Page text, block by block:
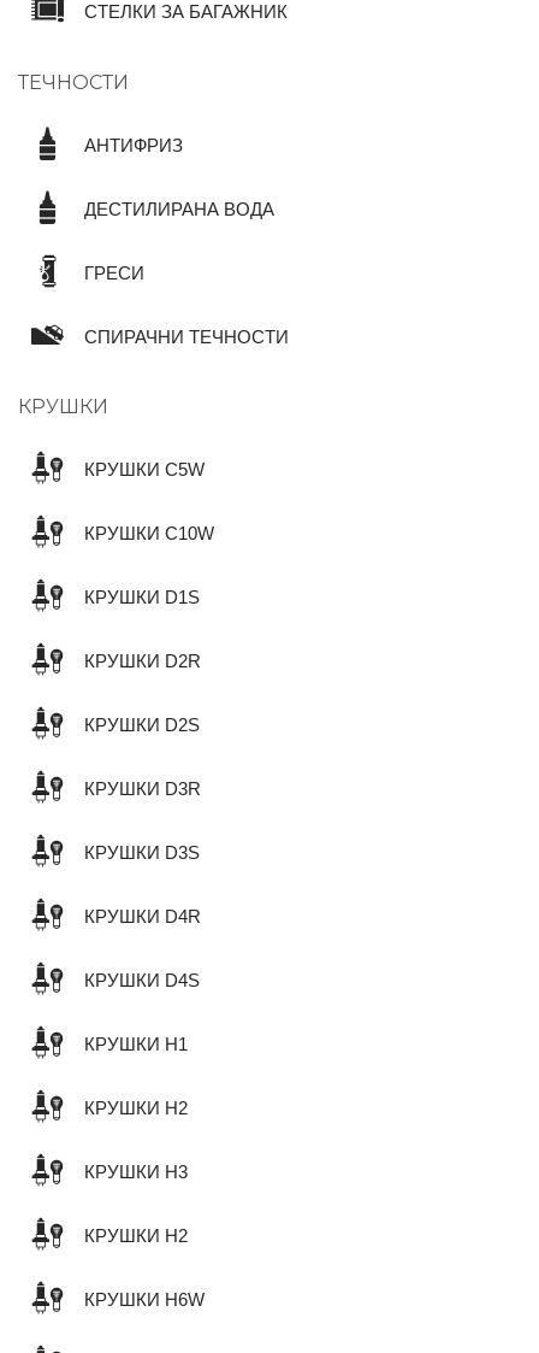
СТЕЛКИ ЗА БАГАЖНИК
ТЕЧНОСТИ
АНТИФРИЗ
ДЕСТИЛИРАНА ВОДА
ГРЕСИ
СПИРАЧНИ ТЕЧНОСТИ
КРУШКИ
КРУШКИ C5W
КРУШКИ C10W
КРУШКИ D1S
КРУШКИ D2R
КРУШКИ D2S
КРУШКИ D3R
КРУШКИ D3S
КРУШКИ D4R
КРУШКИ D4S
КРУШКИ H1
КРУШКИ H2
КРУШКИ H3
КРУШКИ H2
КРУШКИ H6W